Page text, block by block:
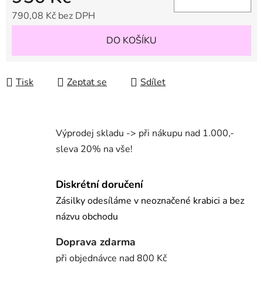
790,08 Kč bez DPH
DO KOŠÍKU
Tisk Zeptat se Sdílet
Výprodej skladu -> při nákupu nad 1.000,-
sleva 20% na vše!
Diskrétní doručení
Zásilky odesíláme v neoznačené krabici a bez
názvu obchodu
Doprava zdarma
při objednávce nad 800 Kč